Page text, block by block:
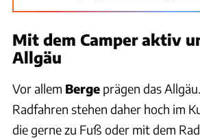
Mit dem Camper aktiv
Allgäu
Vor allem Berge prägen das
Radfahren stehen daher hoch im
die gerne zu Fuß oder mit dem